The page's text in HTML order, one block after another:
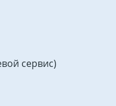
сервис)